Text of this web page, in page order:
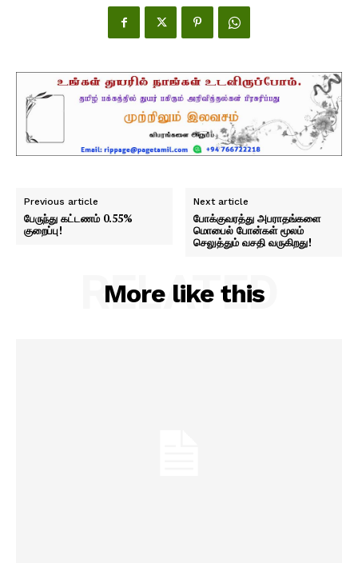
Previous article
பேருந்து கட்டணம் 0.55%
குறைப்பு!
Next article
போக்குவரத்து அபராதங்களை
மொபைல் போன்கள் மூலம்
செலுத்தும் வசதி வருகிறது!
More like this
RELATED